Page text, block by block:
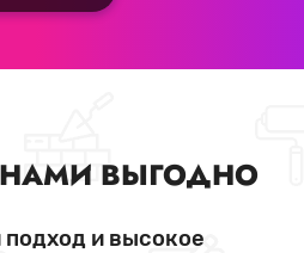
НАМИ ВЫГОДНО
и высокое